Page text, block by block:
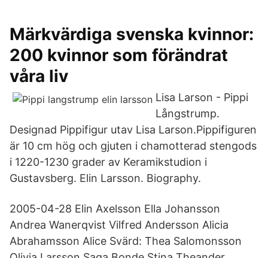
Märkvärdiga svenska kvinnor:
200 kvinnor som förändrat
våra liv
Lisa Larson - Pippi
Långstrump.
Designad Pippifigur utav Lisa Larson.Pippifiguren
är 10 cm hög och gjuten i chamotterad stengods
i 1220-1230 grader av Keramikstudion i
Gustavsberg. Elin Larsson. Biography.
2005-04-28 Elin Axelsson Ella Johansson
Andrea Wanerqvist Vilfred Andersson Alicia
Abrahamsson Alice Svärd: Thea Salomonsson